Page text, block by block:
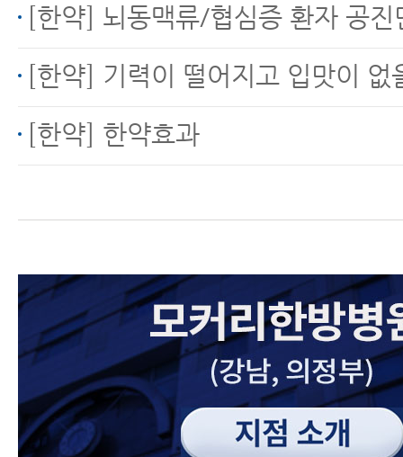
[한약] 뇌동맥류/협심증 환자 공진단 복
[한약] 기력이 떨어지고 입맛이 없
[한약] 한약효과